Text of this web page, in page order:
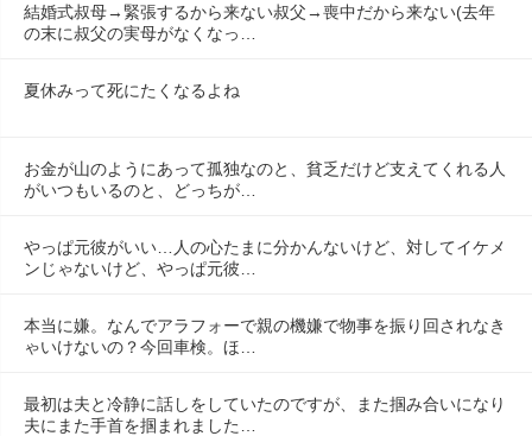
結婚式叔母→緊張するから来ない叔父→喪中だから来ない(去年
の末に叔父の実母がなくなっ…
夏休みって死にたくなるよね
お金が山のようにあって孤独なのと、貧乏だけど支えてくれる人
がいつもいるのと、どっちが…
やっぱ元彼がいい…人の心たまに分かんないけど、対してイケメ
ンじゃないけど、やっぱ元彼…
本当に嫌。なんでアラフォーで親の機嫌で物事を振り回されなき
ゃいけないの？今回車検。ほ…
最初は夫と冷静に話しをしていたのですが、また掴み合いになり
夫にまた手首を掴まれました…